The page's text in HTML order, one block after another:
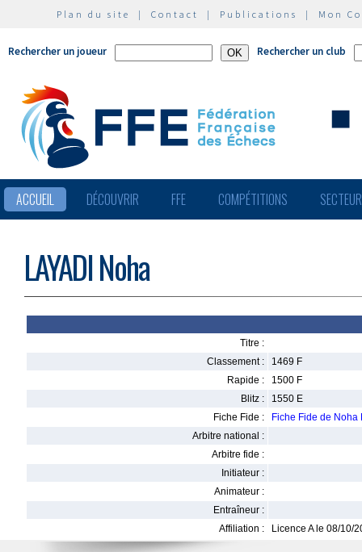
Plan du site | Contact | Publications | Mon
Rechercher un joueur Rechercher un club
ACCUEIL DÉCOUVRIR FFE COMPÉTITIONS
LAYADI Noha
Titre :
Classement :
1469 F
Rapide :
1500 F
Blitz :
1550 E
Fiche Fide :
Fiche Fide de Noha
Arbitre national :
Arbitre fide :
Initiateur :
Animateur :
Entraîneur :
Affiliation :
Licence A le 08/10/